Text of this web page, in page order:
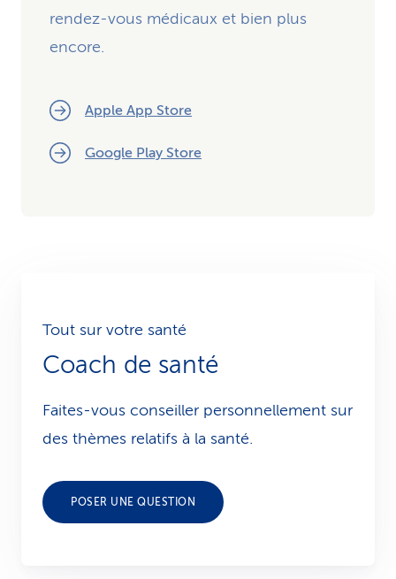
rendez-vous médicaux et bien plus
encore.
Apple App Store
Google Play Store
Tout sur votre santé
Coach de santé
Faites-vous conseiller personnellement sur
des thèmes relatifs à la santé.
POSER UNE QUESTION